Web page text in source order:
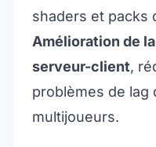
shaders et packs
Amélioration de
serveur-client,
problèmes de lag
multijoueurs.